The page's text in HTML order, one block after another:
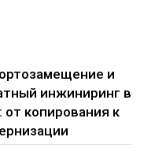
и
инжиниринг в
от копирования к